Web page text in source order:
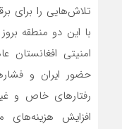
تلاش‌هایی را برای
با این دو منطقه
امنیتی افغانستان
حضور ایران و
رفتارهای خاص و
افزایش